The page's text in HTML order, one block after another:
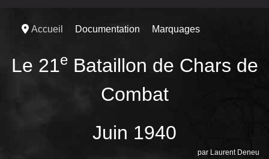
Accueil Documentation Marquages
Le 21eBataillon de Chars de
Combat
Juin 1940
par Laurent Deneu